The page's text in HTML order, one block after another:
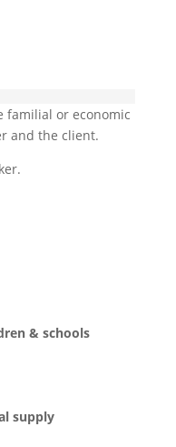
familial or economic
and the client.
& schools
supply